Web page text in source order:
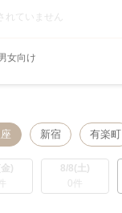
れていません
女向け
新宿 有楽町
)
8/8(土)
0件